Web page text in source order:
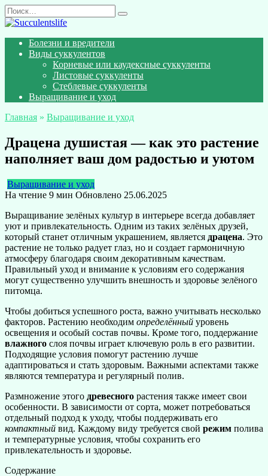
Перейти
к
Search
for:
Болезни и вредители
Виды суккулентов
Корневые или каудексные суккуленты
Листовые суккуленты
Стеблевые суккуленты
Выращивание и уход
Главная » Выращивание и уход
Драцена душистая — как это растение
наполняет ваш дом радостью и уютом
Выращивание и уход
На чтение 9 мин Обновлено 25.06.2025
Выращивание зелёных культур в интерьере всегда добавляет
уют и привлекательность. Одним из таких зелёных друзей,
который станет отличным украшением, является драцена. Это
растение не только радует глаз, но и создает гармоничную
атмосферу благодаря своим декоративным качествам.
Правильный уход и внимание к условиям его содержания
могут существенно улучшить внешность и здоровье зелёного
питомца.
Чтобы добиться успешного роста, важно учитывать несколько
факторов. Растению необходим определённый уровень
освещения и особый состав почвы. Кроме того, поддержание
влажного слоя почвы играет ключевую роль в его развитии.
Подходящие условия помогут растению лучше
адаптироваться и стать здоровым. Важными аспектами также
являются температура и регулярный полив.
Размножение этого древесного растения также имеет свои
особенности. В зависимости от сорта, может потребоваться
отдельный подход к уходу, чтобы поддерживать его
компактный вид. Каждому виду требуется свой режим полива
и температурные условия, чтобы сохранить его
привлекательность и здоровье.
Содержание